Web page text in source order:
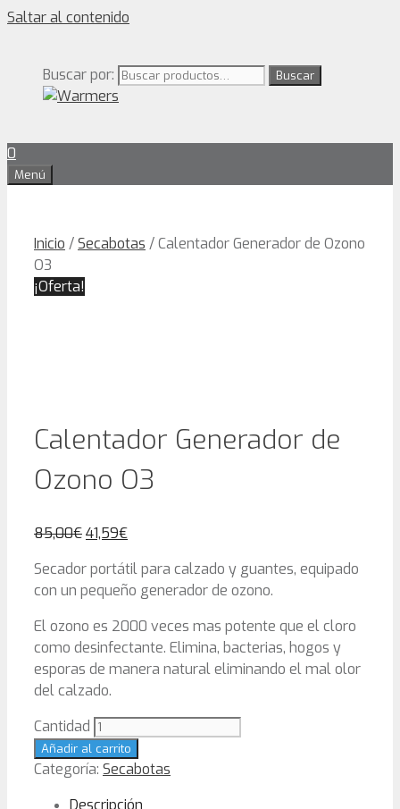
Saltar al contenido
Buscar por: Buscar
0
Menú
Inicio /Secabotas / Calentador Generador de Ozono
O3
¡Oferta!
Calentador Generador de
Ozono O3
85,00€41,59€
Secador portátil para calzado y guantes, equipado
con un pequeño generador de ozono.
El ozono es 2000 veces mas potente que el cloro
como desinfectante. Elimina, bacterias, hogos y
esporas de manera natural eliminando el mal olor
del calzado.
Cantidad
Añadir al carrito
Categoría: Secabotas
Descripción